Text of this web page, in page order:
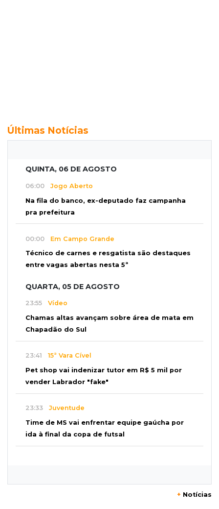
Últimas Notícias
QUINTA, 06 DE AGOSTO
06:00 Jogo Aberto
Na fila do banco, ex-deputado faz campanha
pra prefeitura
00:00 Em Campo Grande
Técnico de carnes e resgatista são destaques
entre vagas abertas nesta 5ª
QUARTA, 05 DE AGOSTO
23:55 Vídeo
Chamas altas avançam sobre área de mata em
Chapadão do Sul
23:41 15ª Vara Cível
Pet shop vai indenizar tutor em R$ 5 mil por
vender Labrador "fake"
23:33 Juventude
Time de MS vai enfrentar equipe gaúcha por
ida à final da copa de futsal
sozinhos em casa trancada
+ Notícias